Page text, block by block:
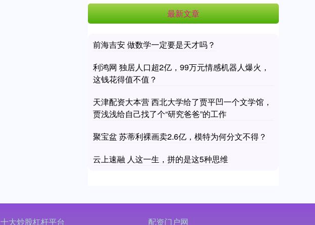
最新文章
前海吉安 做数学一定要是天才吗？
利鸿网 独居人口超2亿，99万元情感机器人爆火，
这钱花得值不值？
天津配资大本营 西北大学给了贾平凹一个文学馆，
贾浅浅给自己找了个“研究爸爸”的工作
聚宝盆 苏蒂利裸画卖2.6亿，模特为何分文不得？
云上速融 人这一生，拼的是这5种思维
十大炒股杠杆平台 配资门户网